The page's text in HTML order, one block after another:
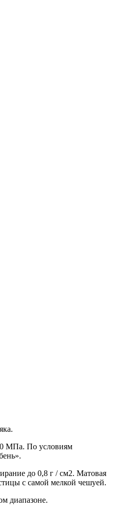
80 МПа. По условиям
до 0,8 г / см2. Матовая
с самой мелкой чешуей.
диапазоне.